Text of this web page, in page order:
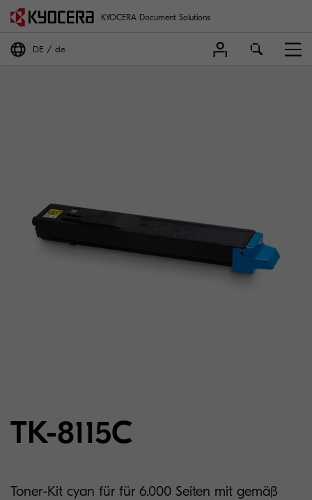
KYOCERA Document Solutions
DE de
TK-8115C
Toner-Kit cyan für für 6.000 Seiten mit gemäß